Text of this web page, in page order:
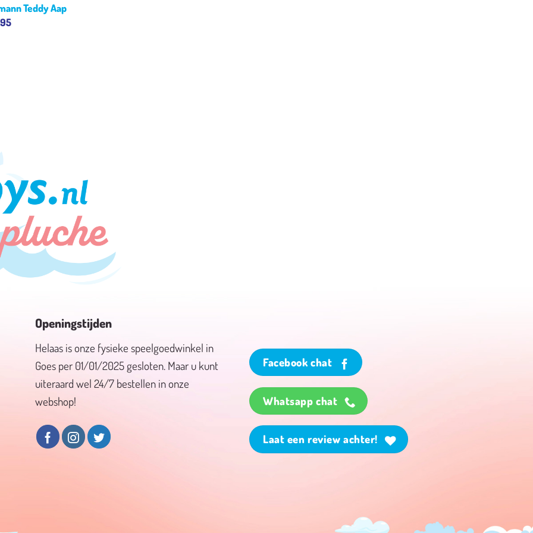
Teddy Aap
Openingstijden
Helaas is onze fysieke speelgoedwinkel in
Goes per 01/01/2025 gesloten. Maar u kunt
uiteraard wel 24/7 bestellen in onze
webshop!
Facebook chat
Whatsapp chat
Laat een review achter!